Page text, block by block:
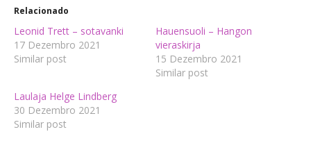
Relacionado
Leonid Trett – sotavanki
17 Dezembro 2021
Similar post
Hauensuoli – Hangon
vieraskirja
15 Dezembro 2021
Similar post
Laulaja Helge Lindberg
30 Dezembro 2021
Similar post